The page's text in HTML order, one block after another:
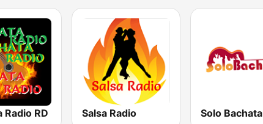
Radio RD Salsa Radio Solo Bachata